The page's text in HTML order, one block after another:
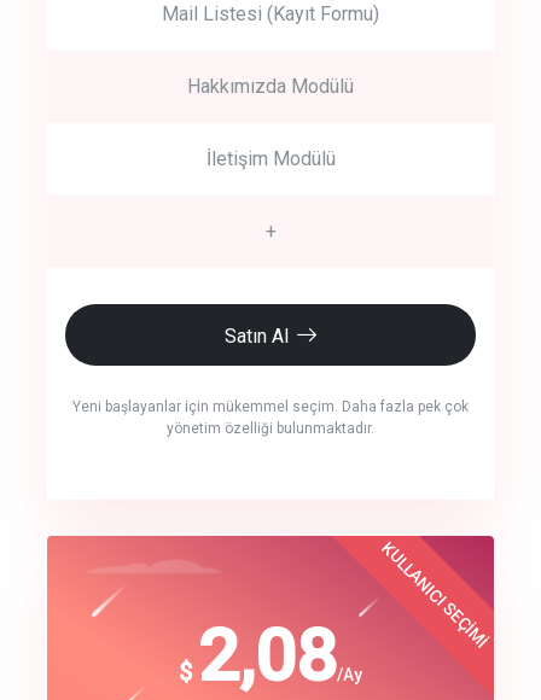
Mail Listesi (Kayıt Formu)
Hakkımızda Modülü
İletişim Modülü
+
Satın Al
Yeni başlayanlar için mükemmel seçim. Daha fazla pek çok
yönetim özelliği bulunmaktadır.
crm auto cync
track energy costs
$ 2,08/Ay
KULLANICI SEÇİMİ
$
180
Best Choice